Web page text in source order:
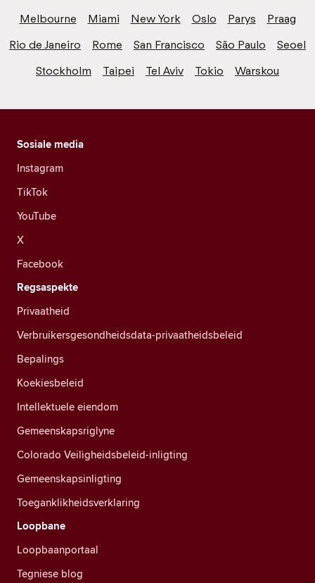
Melbourne
Miami New York Oslo Parys
Praag
Rio de Janeiro
Rome San Francisco São Paulo
Seoel
Stockholm
Taipei Tel Aviv Tokio Warskou
Sosiale media
Instagram
TikTok
YouTube
X
Facebook
Regsaspekte
Privaatheid
Verbruikersgesondheidsdata-privaatheidsbeleid
Bepalings
Koekiesbeleid
Intellektuele eiendom
Gemeenskapsriglyne
Colorado Veiligheidsbeleid-inligting
Gemeenskapsinligting
Toeganklikheidsverklaring
Loopbane
Loopbaanportaal
Tegniese blog